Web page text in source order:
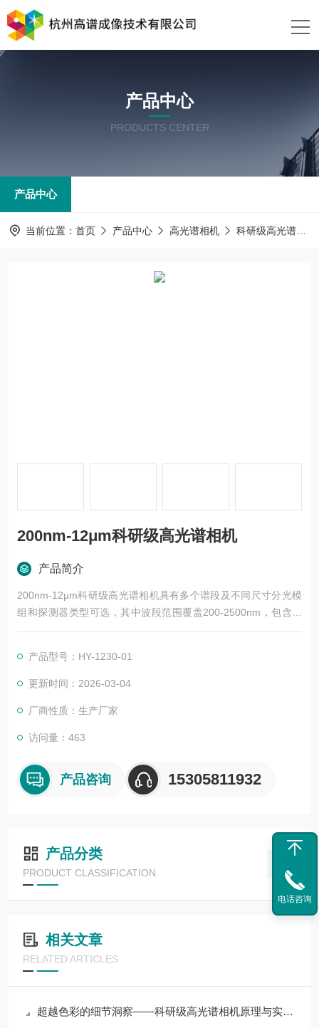
产品中心
PRODUCTS CENTER
产品中心
当前位置： 首页 产品中心 高光谱相机 科研级高光谱相机
200nm-12μm科研级高光谱相机
产品简介
200nm-12μm科研级高光谱相机具有多个谱段及不同尺寸分光模
组和探测器类型可选，其中波段范围覆盖200-2500nm，包含可
见近红外高光谱相机、微距高光谱相机及近红外高光谱相机。根
统、实验室、便携式和显微高光谱成像仪等，并提供便捷易用的
二次开发支持，解决客户在教育科研、智慧农业、生态环保、智
产品型号：HY-1230-01
更新时间：2026-03-04
厂商性质：生产厂家
访问量：463
产品咨询 15305811932
产品分类
PRODUCT CLASSIFICATION
相关文章
RELATED ARTICLES
超越色彩的细节洞察——科研级高光谱相机原理与实验室光谱成像应用
电话咨询